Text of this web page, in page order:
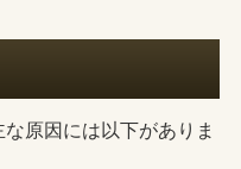
原因には以下がありま